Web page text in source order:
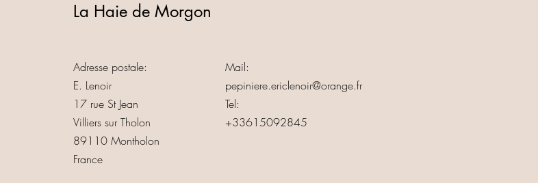
La Haie de Morgon
Adresse postale:
E. Lenoir
17 rue St Jean
Villiers sur Tholon
89110 Montholon
France
Mail:
pepiniere.ericlenoir@orange.fr
Tel:
+33615092845